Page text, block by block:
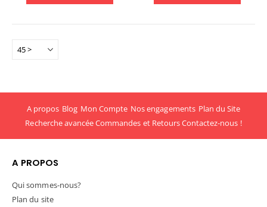
A propos Blog Mon Compte Nos engagements Plan du Site
Recherche avancéeCommandes et RetoursContactez-nous !
A PROPOS
Qui sommes-nous?
Plan du site